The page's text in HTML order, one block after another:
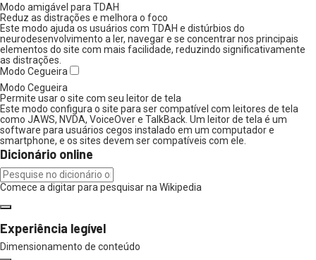
Modo amigável para TDAH
Reduz as distrações e melhora o foco
Este modo ajuda os usuários com TDAH e distúrbios do
neurodesenvolvimento a ler, navegar e se concentrar nos principais
elementos do site com mais facilidade, reduzindo significativamente
as distrações.
Modo Cegueira
Modo Cegueira
Permite usar o site com seu leitor de tela
Este modo configura o site para ser compatível com leitores de tela
como JAWS, NVDA, VoiceOver e TalkBack. Um leitor de tela é um
software para usuários cegos instalado em um computador e
smartphone, e os sites devem ser compatíveis com ele.
Dicionário online
Comece a digitar para pesquisar na Wikipedia
Experiência legível
Dimensionamento de conteúdo